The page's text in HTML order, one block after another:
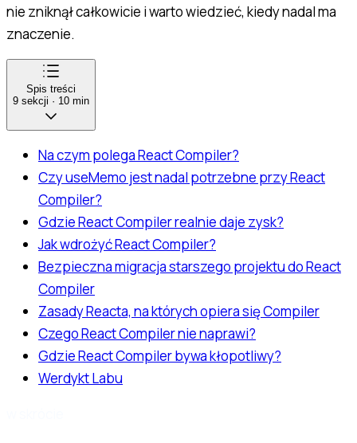
nie zniknął całkowicie i warto wiedzieć, kiedy nadal ma
znaczenie.
Spis treści
9 sekcji · 10 min
Na czym polega React Compiler?
Czy useMemo jest nadal potrzebne przy React
Compiler?
Gdzie React Compiler realnie daje zysk?
Jak wdrożyć React Compiler?
Bezpieczna migracja starszego projektu do React
Compiler
Zasady Reacta, na których opiera się Compiler
Czego React Compiler nie naprawi?
Gdzie React Compiler bywa kłopotliwy?
Werdykt Labu